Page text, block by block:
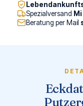
Spezialversand
Beratung per Mail